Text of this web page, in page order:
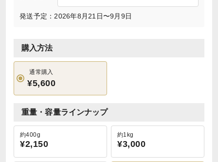
発送予定：2026年8月21日〜9月9日
購入方法
通常購入
¥5,600
重量・容量ラインナップ
約400g
¥2,150
約1kg
¥3,000